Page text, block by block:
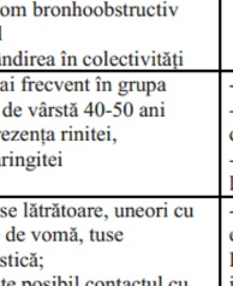
mulțumire
IMSP
Treime”
SCM